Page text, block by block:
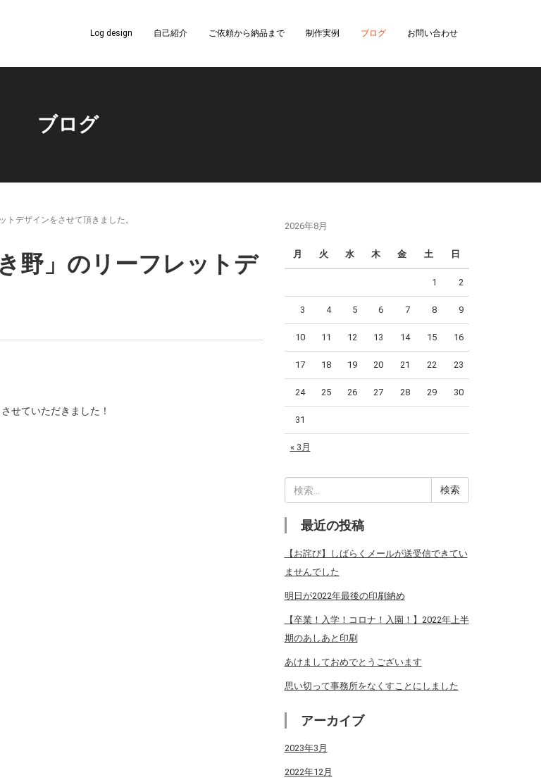
Log design 自己紹介 ご依頼から納品まで 制作実例 ブログ お問い合わせ
ブログ
デザインをさせて頂きました。
野」のリーフレットデ
せていただきました！
2026年8月
月 火 水 木 金 土 日
« 3月
1 2
3 4 5 6 7 8 9
10 11 12 13 14 15 16
17 18 19 20 21 22 23
24 25 26 27 28 29 30
31
索:
最近の投稿
【お詫び】しばらくメールが送受信できてい
ませんでした
明日が2022年最後の印刷納め
【卒業！入学！コロナ！入園！】2022年上半
期のあしあと印刷
あけましておめでとうございます
思い切って事務所をなくすことにしました
アーカイブ
2023年3月
2022年12月